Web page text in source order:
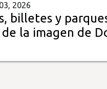
2026
billetes y
la imagen de